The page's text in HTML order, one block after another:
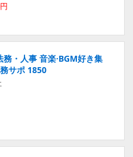
・人事 音楽·BGM好き集
サポ 1850